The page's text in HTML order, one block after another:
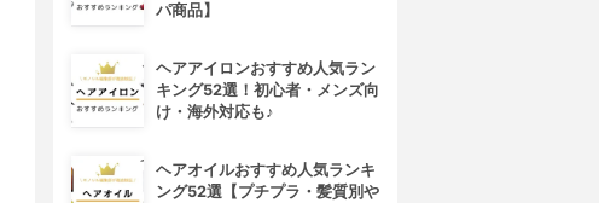
パ商品】
ヘアアイロンおすすめ人気ラン
キング52選！初心者・メンズ向
け・海外対応も♪
ヘアオイルおすすめ人気ランキ
ング52選【プチプラ・髪質別や